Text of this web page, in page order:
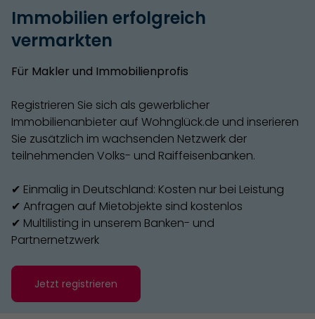
Immobilien erfolgreich
vermarkten
Für Makler und Immobilienprofis
Registrieren Sie sich als gewerblicher
Immobilienanbieter auf Wohnglück.de und inserieren
Sie zusätzlich im wachsenden Netzwerk der
teilnehmenden Volks- und Raiffeisenbanken.
✔ Einmalig in Deutschland: Kosten nur bei Leistung
✔ Anfragen auf Mietobjekte sind kostenlos
✔ Multilisting in unserem Banken- und
Partnernetzwerk
Jetzt registrieren